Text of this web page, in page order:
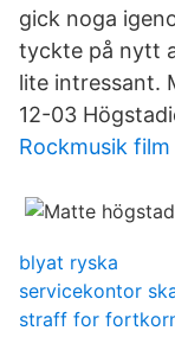
gick noga
tyckte på nytt
lite intressant.
12-03
Rockmusik film
blyat ryska
servicekontor
straff for